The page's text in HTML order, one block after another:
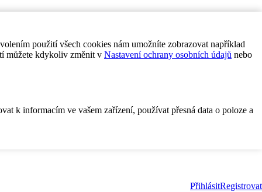
použití všech cookies nám umožníte zobrazovat například
můžete kdykoliv změnit v Nastavení ochrany osobních údajů nebo
k informacím ve vašem zařízení, používat přesná data o poloze a
PřihlásitRegistrovat